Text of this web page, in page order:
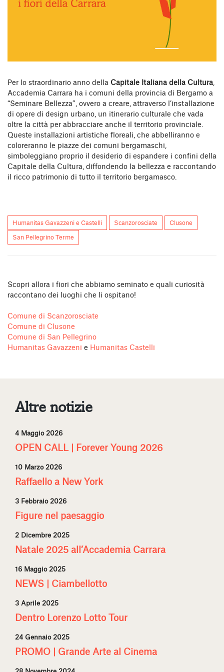
Per lo straordinario anno della Capitale Italiana della Cultura,
Accademia Carrara ha i comuni della provincia di Bergamo a
“Seminare Bellezza”, ovvero a creare, attraverso l’installazione
di opere di design urbano, un itinerario culturale che vada
oltre la città per abbracciare anche il territorio provinciale.
Queste installazioni artistiche floreali, che abbelliranno e
coloreranno le piazze dei comuni bergamaschi,
simboleggiano proprio il desiderio di espandere i confini della
Capitale della Cultura, diffondendo la bellezza e raccontando
il ricco patrimonio di tutto il territorio bergamasco.
Humanitas Gavazzeni e Castelli Scanzorosciate Clusone
San Pellegrino Terme
Scopri allora i fiori che abbiamo seminato e quali curiosità
raccontano dei luoghi che li ospitano!
Comune di Scanzorosciate
Comune di Clusone
Comune di San Pellegrino
Humanitas Gavazzeni e Humanitas Castelli
Altre notizie
4 Maggio 2026
OPEN CALL | Forever Young 2026
10 Marzo 2026
Raffaello a New York
3 Febbraio 2026
Figure nel paesaggio
2 Dicembre 2025
Natale 2025 all’Accademia Carrara
16 Maggio 2025
NEWS | Ciambellotto
3 Aprile 2025
Dentro Lorenzo Lotto Tour
24 Gennaio 2025
PROMO | Grande Arte al Cinema